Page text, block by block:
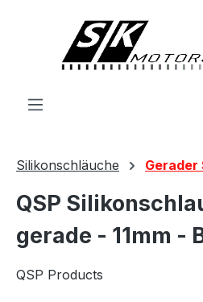
Silikonschläuche Gerader
QSP
gerade - 11mm -
QSP Products